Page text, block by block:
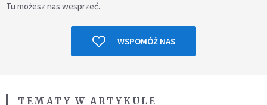
Tu możesz nas wesprzeć.
WSPOMÓŻ NAS
TEMATY W ARTYKULE